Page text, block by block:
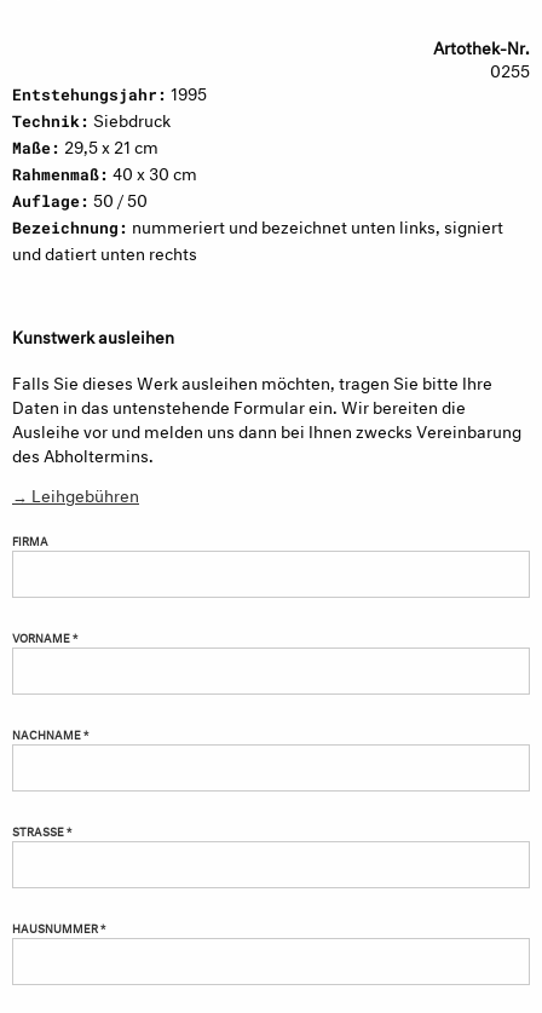
Artothek-Nr.
0255
Entstehungsjahr: 1995
Technik: Siebdruck
Maße: 29,5 x 21 cm
Rahmenmaß: 40 x 30 cm
Auflage: 50 / 50
Bezeichnung: nummeriert und bezeichnet unten links, signiert
und datiert unten rechts
Kunstwerk ausleihen
Falls Sie dieses Werk ausleihen möchten, tragen Sie bitte Ihre
Daten in das untenstehende Formular ein. Wir bereiten die
Ausleihe vor und melden uns dann bei Ihnen zwecks Vereinbarung
des Abholtermins.
→ Leihgebühren
FIRMA
VORNAME *
NACHNAME *
STRASSE *
HAUSNUMMER *